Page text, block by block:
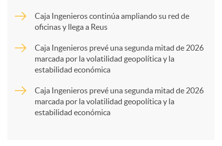
t
Caja Ingenieros continúa ampliando su red de
oficinas y llega a Reus
Caja Ingenieros prevé una segunda mitad de 2026
marcada por la volatilidad geopolítica y la
estabilidad económica
Caja Ingenieros prevé una segunda mitad de 2026
marcada por la volatilidad geopolítica y la
estabilidad económica